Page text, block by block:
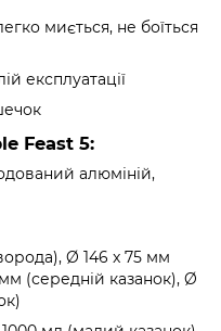
миється, не боїться
експлуатації
Feast 5:
алюміній,
Ø 146 x 75 мм
(середній казанок), Ø